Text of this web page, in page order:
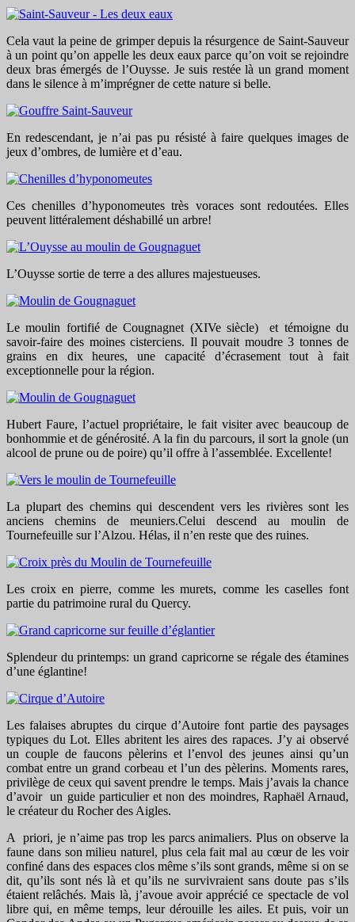
Cela vaut la peine de grimper depuis la résurgence de Saint-Sauveur
à un point qu’on appelle les deux eaux parce qu’on voit se rejoindre
deux bras émergés de l’Ouysse. Je suis restée là un grand moment
dans le silence à m’imprégner de cette nature si belle.
En redescendant, je n’ai pas pu résisté à faire quelques images de
jeux d’ombres, de lumière et d’eau.
Ces chenilles d’hyponomeutes très voraces sont redoutées. Elles
peuvent littéralement déshabillé un arbre!
L’Ouysse sortie de terre a des allures majestueuses.
Le moulin fortifié de Cougnagnet (XIVe siècle) et témoigne du
savoir-faire des moines cisterciens. Il pouvait moudre 3 tonnes de
grains en dix heures, une capacité d’écrasement tout à fait
exceptionnelle pour la région.
Hubert Faure, l’actuel propriétaire, le fait visiter avec beaucoup de
bonhommie et de générosité. A la fin du parcours, il sort la gnole (un
alcool de prune ou de poire) qu’il offre à l’assemblée. Excellente!
La plupart des chemins qui descendent vers les rivières sont les
anciens chemins de meuniers.Celui descend au moulin de
Tournefeuille sur l’Alzou. Hélas, il n’en reste que des ruines.
Les croix en pierre, comme les murets, comme les caselles font
partie du patrimoine rural du Quercy.
Splendeur du printemps: un grand capricorne se régale des étamines
d’une églantine!
Les falaises abruptes du cirque d’Autoire font partie des paysages
typiques du Lot. Elles abritent les aires des rapaces. J’y ai observé
un couple de faucons pèlerins et l’envol des jeunes ainsi qu’un
combat entre un grand corbeau et l’un des pèlerins. Moments rares,
privilège de ceux qui savent prendre le temps. Mais j’avais la chance
d’avoir un guide particulier et non des moindres, Raphaël Arnaud,
le créateur du Rocher des Aigles.
A priori, je n’aime pas trop les parcs animaliers. Plus on observe la
faune dans son milieu naturel, plus cela fait mal au cœur de les voir
confiné dans des espaces clos même s’ils sont grands, même si on se
dit, qu’ils sont nés là et qu’ils ne survivraient sans doute pas s’ils
étaient relâchés. Mais là, j’avoue avoir apprécié ce spectacle de vol
libre qui, en même temps, leur dérouille les ailes. Et puis, voir un